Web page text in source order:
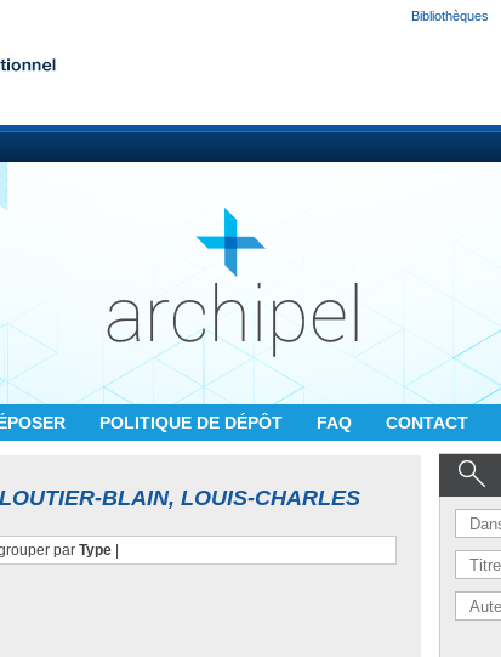
Bibliothèques
POLITIQUE DE DÉPÔT FAQ CONTACT
BLAIN, LOUIS-CHARLES
par Type|